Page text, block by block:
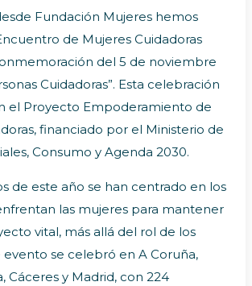
Fundación Mujeres hemos
de Mujeres Cuidadoras
del 5 de noviembre
Cuidadoras”. Esta celebración
el Proyecto Empoderamiento de
financiado por el Ministerio de
Consumo y Agenda 2030.
de este año se han centrado en los
las mujeres para mantener
vital, más allá del rol de los
evento se celebró en A Coruña,
Cáceres y Madrid, con 224